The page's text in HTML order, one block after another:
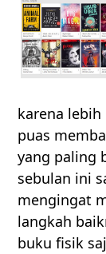
karena lebih
puas
yang paling
sebulan ini
mengingat
langkah
buku fisik